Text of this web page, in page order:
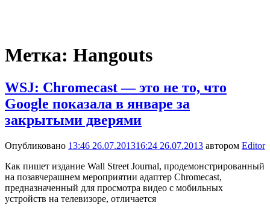
Метка: Hangouts
WSJ: Chromecast — это не то, что
Google показала в январе за
закрытыми дверями
Опубликовано 13:46 26.07.201316:24 26.07.2013 автором Editor
Как пишет издание Wall Street Journal, продемонстрированный
на позавчерашнем мероприятии адаптер Chromecast,
предназначенный для просмотра видео с мобильных
устройств на телевизоре, отличается